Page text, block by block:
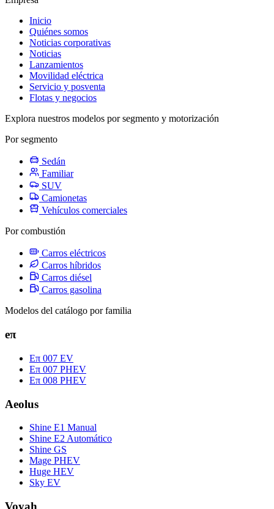
Inicio
Quiénes somos
Noticias corporativas
Noticias
Lanzamientos
Movilidad eléctrica
Servicio y posventa
Flotas y negocios
Explora nuestros modelos por segmento y motorización
Por segmento
Sedán
Familiar
SUV
Camionetas
Vehículos comerciales
Por combustión
Carros eléctricos
Carros híbridos
Carros diésel
Carros gasolina
Modelos del catálogo por familia
eπ
Eπ 007 EV
Eπ 007 PHEV
Eπ 008 PHEV
Aeolus
Shine E1 Manual
Shine E2 Automático
Shine GS
Mage PHEV
Huge HEV
Sky EV
Voyah